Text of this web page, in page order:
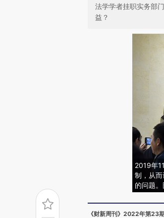
法学学者挂职实务部
益？
2019年
制，从
的问题
《财新周刊》2022年第23